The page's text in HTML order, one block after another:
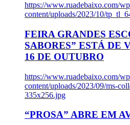
https://www.ruadebaixo.com/
content/uploads/2023/10/
FEIRA GRANDES
SABORES” ESTÁ DE
16 DE OUTUBRO
https://www.ruadebaixo.com/
content/uploads/2023/09/ms-
335x256.jpg
“PROSA” ABRE EM